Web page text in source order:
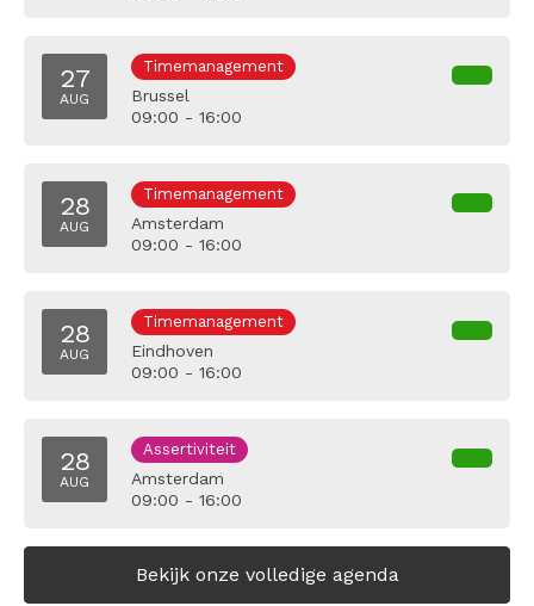
27
AUG
Timemanagement
Brussel
09:00 - 16:00
28
AUG
Timemanagement
Amsterdam
09:00 - 16:00
28
AUG
Timemanagement
Eindhoven
09:00 - 16:00
28
AUG
Assertiviteit
Amsterdam
09:00 - 16:00
Bekijk onze volledige agenda